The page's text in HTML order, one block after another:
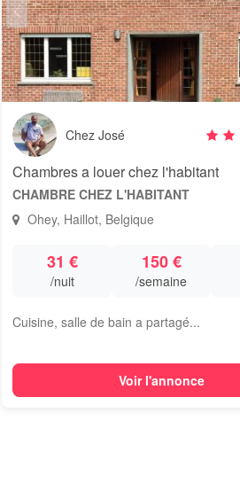
Chez José
Chambres a louer chez l'habitant
CHAMBRE CHEZ L'HABITANT
Ohey, Haillot, Belgique
31 €
/nuit
150 €
/semaine
Cuisine, salle de bain a partagé...
Voir l'annonce